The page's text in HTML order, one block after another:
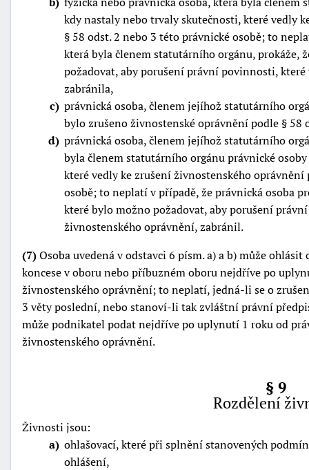
kdy nastaly nebo trvaly skutečnosti, které vedly
§ 58 odst. 2 nebo 3 této právnické osobě; to
která byla členem statutárního orgánu, prokáže,
požadovat, aby porušení právní povinnosti,
zabránila,
c právnická osoba, členem jejíhož statutárního
bylo zrušeno živnostenské oprávnění podle § 58
d právnická osoba, členem jejíhož statutárního
byla členem statutárního orgánu právnické
které vedly ke zrušení živnostenského
osobě; to neplatí v případě, že právnická osoba
které bylo možno požadovat, aby porušení
živnostenského oprávnění, zabránil.
(7)Osoba uvedená v odstavci 6 písm. a) a b) může
koncese v oboru nebo příbuzném oboru nejdříve po
živnostenského oprávnění; to neplatí, jedná-li se o
3 věty poslední, nebo stanoví-li tak zvláštní právní
může podnikatel podat nejdříve po uplynutí 1 roku od
živnostenského oprávnění.
§ 9
Rozdělení
Živnosti jsou:
a ohlašovací, které při splnění stanovených
ohlášení,